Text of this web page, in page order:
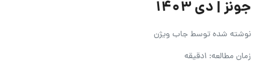
جونز | دی ۱۴۰۳
نوشته شده توسطجاب ویژن
زمان مطالعه: 1دقیقه